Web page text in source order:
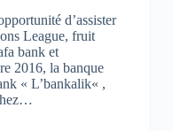
d’assister
League, fruit
bank et
2016, la banque
« L’bankalik« ,